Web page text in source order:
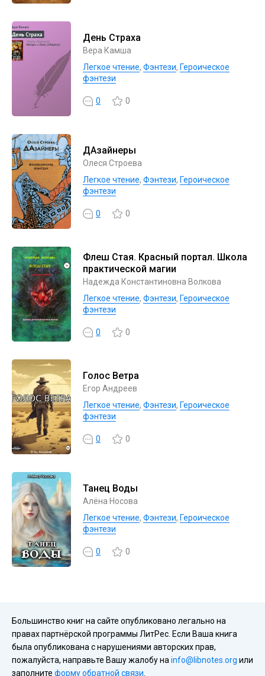
День Страха
Вера Камша
Легкое чтение, Фэнтези, Героическое
фэнтези
0 0
ДАзайнеры
Олеся Строева
Легкое чтение, Фэнтези, Героическое
фэнтези
0 0
Флеш Стая. Красный портал. Школа
практической магии
Надежда Константиновна Волкова
Легкое чтение, Фэнтези, Героическое
фэнтези
0 0
Голос Ветра
Егор Андреев
Легкое чтение, Фэнтези, Героическое
фэнтези
0 0
Танец Воды
Алёна Носова
Легкое чтение, Фэнтези, Героическое
фэнтези
0 0
Большинство книг на сайте опубликовано легально на
правах партнёрской программы ЛитРес. Если Ваша книга
была опубликована с нарушениями авторских прав,
пожалуйста, направьте Вашу жалобу на info@libnotes.org или
заполните форму обратной связи